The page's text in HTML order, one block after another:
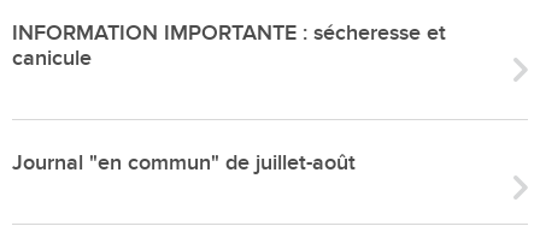
INFORMATION IMPORTANTE : sécheresse et
canicule
Journal "en commun" de juillet-août